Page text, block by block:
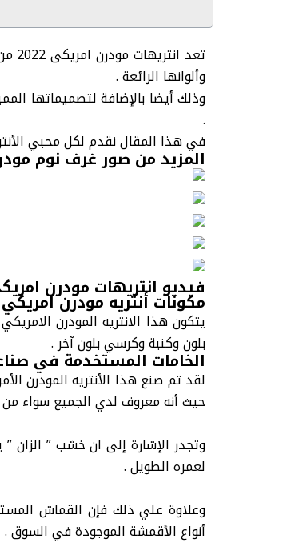
تعد انتريهات مودرن امريكى 2022 من أجمل
وألوانها الرائعة .
وذلك أيضا بالإضافة لتصميماتها
.
في هذا المقال نقدم لكل محبي
المزيد من صور غرف نوم
فيديو انتريهات مودرن امريكى
مكونات أنتريه مودرن امريكي
يتكون هذا الانتريه المودرن الامريكي
بلون وكنبة وكرسي بلون آخر .
الخامات المستخدمة في
لقد تم صنع هذا الأنتريه المودرن
حيث أنه معروف لدي الجميع سواء من
وتجدر الإشارة إلى ان خشب ” الزان
لعمره الطويل .
وعلاوة علي ذلك فإن القماش
أنواع الأقمشة الموجودة في السوق .